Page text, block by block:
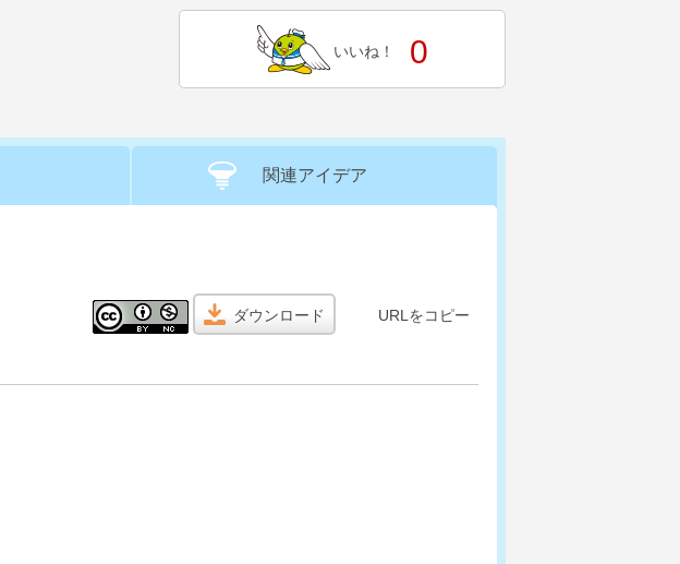
いいね！ 0
関連アイデア
ダウンロード URLをコピー